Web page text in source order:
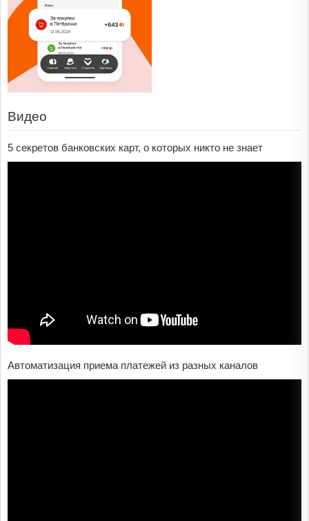
Видео
5 секретов банковских карт, о которых никто не знает
Автоматизация приема платежей из разных каналов